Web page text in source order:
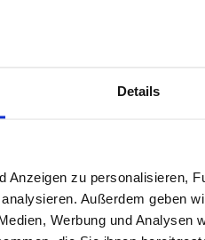
Details
Anzeigen zu personalisieren,
Außerdem geben
Werbung und Analysen
einzigartigen
schützt optimal vor
sicheres
oder unwegsamem